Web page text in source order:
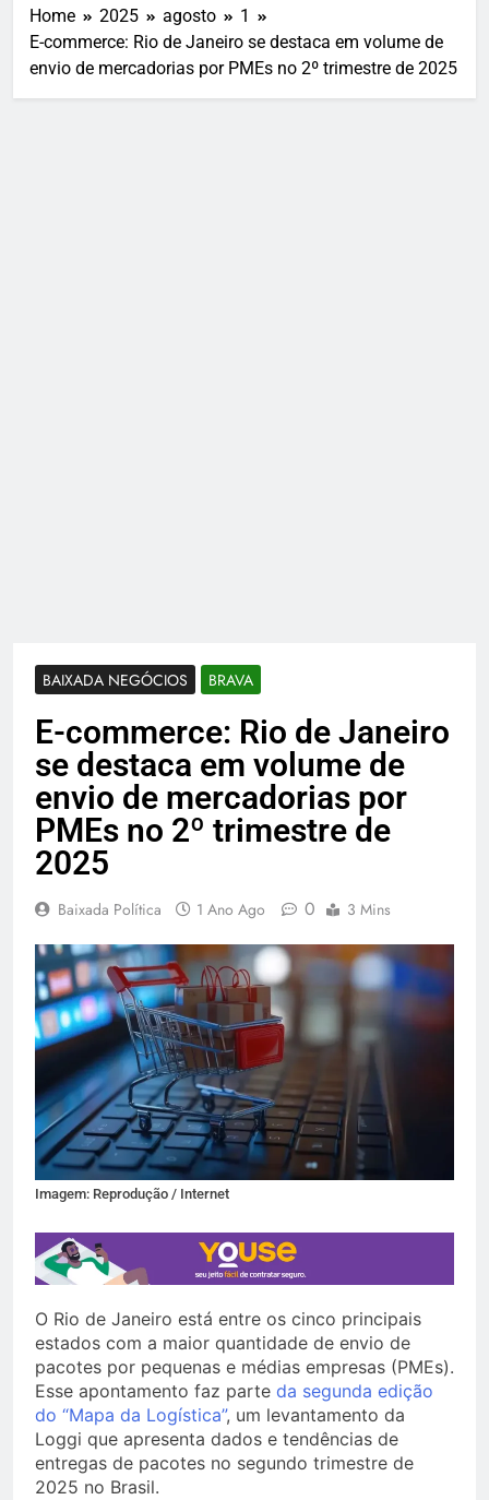
Home 2025 agosto
1
E-commerce: Rio de Janeiro se destaca em volume de
envio de mercadorias por PMEs no 2º trimestre de 2025
BAIXADA NEGÓCIOS BRAVA
E-commerce: Rio de Janeiro
se destaca em volume de
envio de mercadorias por
PMEs no 2º trimestre de
2025
Baixada Política 1 Ano Ago 0 3 Mins
Imagem: Reprodução / Internet
O Rio de Janeiro está entre os cinco principais
estados com a maior quantidade de envio de
pacotes por pequenas e médias empresas (PMEs).
Esse apontamento faz parte da segunda edição
do “Mapa da Logística”, um levantamento da
Loggi que apresenta dados e tendências de
entregas de pacotes no segundo trimestre de
2025 no Brasil.